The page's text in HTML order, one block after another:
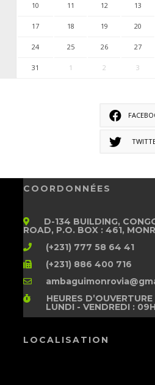
10 11 12 13
17 18 19 20
24 25 26 27
31 1 2 3
COORDONNÉES
D-134 BUILDING,
ROAD, P.O. BOX : 461,
(+231) 777 58 64 41
(+231) 886 400 716
HEURES D’OUVERTURE
LUNDI - VENDREDI :
LOCALISATION